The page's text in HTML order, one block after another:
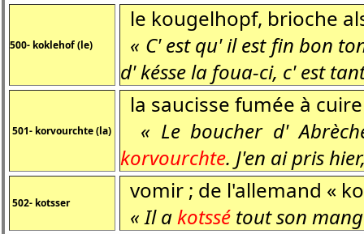
500- koklehof (le)
le kougelhopf, brioche
« C' est qu' il est fin bon
d' késse la foua-ci, c' est
501- korvourchte (la)
la saucisse fumée à
« Le boucher d'
korvourchte. J'en ai pris
502- kotsser
vomir ; de l'allemand «
« Il a kotssé tout son